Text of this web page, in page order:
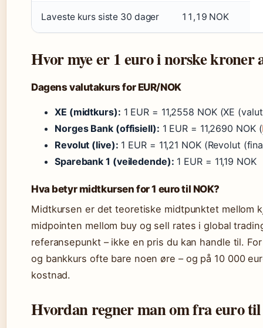
Laveste kurs siste 30 dager 11,19 NOK
Hvor mye er 1 euro i norske kroner
Dagens valutakurs for EUR/NOK
XE (midtkurs): 1 EUR = 11,2558 NOK (XE
Norges Bank (offisiell): 1 EUR = 11,2690 NOK (
Revolut (live): 1 EUR = 11,21 NOK (Revolut
Sparebank 1 (veiledende): 1 EUR = 11,19 NOK
Hva betyr midtkursen for 1 euro til NOK?
Midtkursen er det teoretiske midtpunktet mellom
midpointen mellom buy og sell rates i global
referansepunkt – ikke en pris du kan handle til.
og bankkurs ofte bare noen øre – og på 10 000
kostnad.
Hvordan regner man om fra euro